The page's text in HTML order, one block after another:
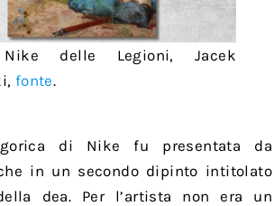
delle Legioni, Jacek
fonte.
di Nike fu presentata da
in un secondo dipinto intitolato
dea. Per l’artista non era un